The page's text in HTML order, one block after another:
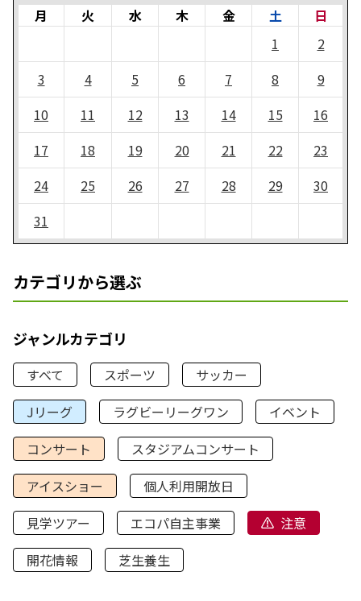
月 火 水 木 金 土
日
1
2
3
4 5 6 7 8
9
10
11 12 13 14 15
16
17
18 19 20 21 22
23
24
25 26 27 28 29
30
31
カテゴリから選ぶ
ジャンルカテゴリ
すべて スポーツ
サッカー
Jリーグ
ラグビーリーグワン
イベント
コンサート
スタジアムコンサート
アイスショー
個人利用開放日
見学ツアー
エコパ自主事業
注意
開花情報
芝生養生